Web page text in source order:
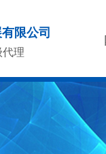
限公司
代理